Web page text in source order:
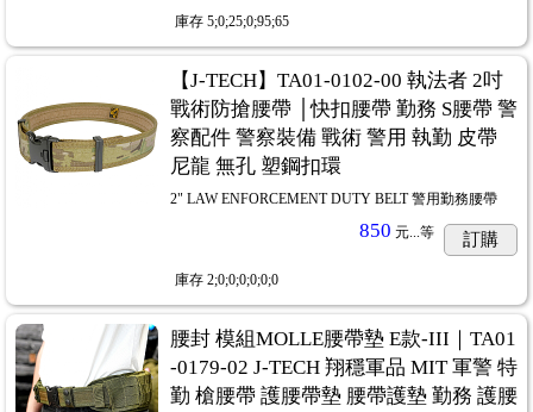
庫存 5;0;25;0;95;65
【J-TECH】TA01-0102-00 執法者 2吋
戰術防搶腰帶 │快扣腰帶 勤務 S腰帶 警
察配件 警察裝備 戰術 警用 執勤 皮帶
尼龍 無孔 塑鋼扣環
2" LAW ENFORCEMENT DUTY BELT 警用勤務腰帶
850 元...等 訂購
庫存 2;0;0;0;0;0;0
腰封 模組MOLLE腰帶墊 E款-III｜TA01
-0179-02 J-TECH 翔穩軍品 MIT 軍警 特
勤 槍腰帶 護腰帶墊 腰帶護墊 勤務 護腰